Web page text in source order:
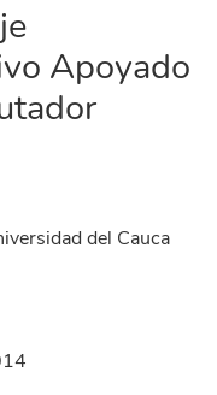
Apoyado
del Cauca